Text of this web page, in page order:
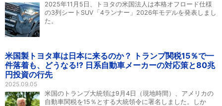
2025年11月5日、トヨタの米国法人は本格オフロード仕様
の3列シートSUV「4ランナー」2026年モデルを発表しまし
た。
米国製トヨタ車は日本に来るのか？ トランプ関税15％で一
件落着も、どうなる!? 日系自動車メーカーの対応策と80兆
円投資の行先
2025.09.05
米国のトランプ大統領は9月4日（現地時間）、アメリカの
自動車関税を15％とする大統領令に署名しました。しか